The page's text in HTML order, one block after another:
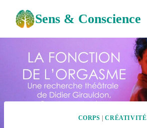
Sens & Conscience
CORPS |CRÉATIVITÉ